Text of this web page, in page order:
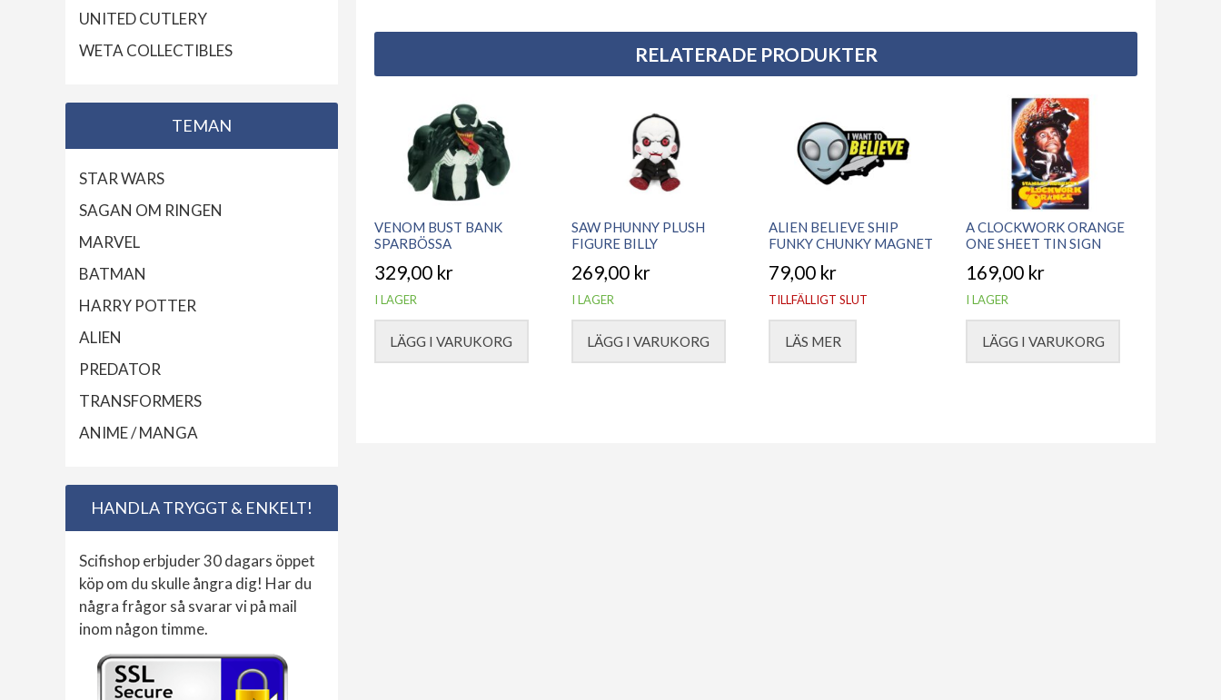
RELATERADE PRODUKTER
VENOM BUST BANK
SPARBÖSSA
329,00 kr
I LAGER
LÄGG I VARUKORG
SAW PHUNNY PLUSH
FIGURE BILLY
269,00 kr
I LAGER
LÄGG I VARUKORG
ALIEN BELIEVE SHIP
FUNKY CHUNKY MAGNET
79,00 kr
TILLFÄLLIGT SLUT
LÄS MER
A CLOCKWORK ORANGE
ONE SHEET TIN SIGN
169,00 kr
I LAGER
LÄGG I VARUKORG
UNITED CUTLERY
WETA COLLECTIBLES
TEMAN
STAR WARS
SAGAN OM RINGEN
MARVEL
BATMAN
HARRY POTTER
ALIEN
PREDATOR
TRANSFORMERS
ANIME / MANGA
HANDLA TRYGGT & ENKELT!
Scifishop erbjuder 30 dagars öppet
köp om du skulle ångra dig! Har du
några frågor så svarar vi på mail
inom någon timme.